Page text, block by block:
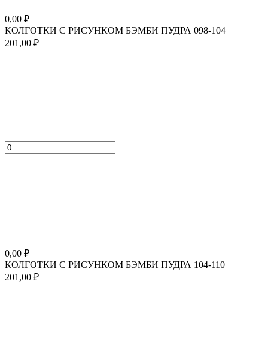
0,00 ₽
КОЛГОТКИ С РИСУНКОМ БЭМБИ ПУДРА 098-104
201,00 ₽
0,00 ₽
КОЛГОТКИ С РИСУНКОМ БЭМБИ ПУДРА 104-110
201,00 ₽